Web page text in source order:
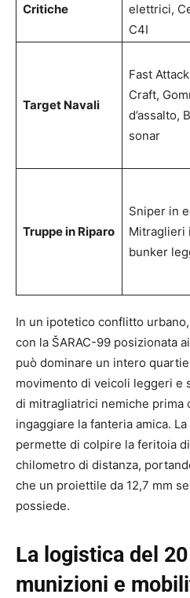
Critiche
elettrici,
C4I
Target Navali
Fast Attack
Craft,
d’assalto,
sonar
Truppe in Riparo
Sniper in
Mitraglieri
bunker
In un ipotetico conflitto
con la ŠARAC-99 posizionata
può dominare un intero
movimento di veicoli leggeri e
di mitragliatrici nemiche prima
ingaggiare la fanteria amica.
permette di colpire la feritoia
chilometro di distanza,
che un proiettile da 12,7 mm
possiede.
La logistica del
munizioni e